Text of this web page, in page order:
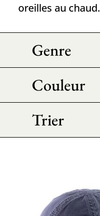
oreilles au chaud.
Genre
Couleur
Trier